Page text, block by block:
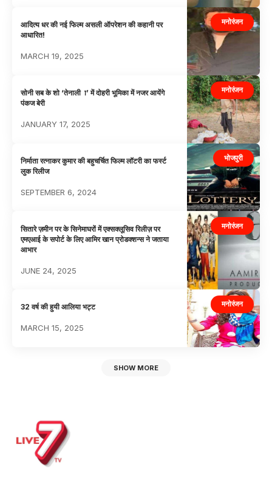
मनोरंजन
आदित्य धर की नई फिल्म असली ऑपरेशन की कहानी पर
आधारित!
MARCH 19, 2025
मनोरंजन
सोनी सब के शो ‘तेनाली ा’ में दोहरी भूमिका में नजर आयेंगे
पंकज बेरी
JANUARY 17, 2025
भोजपुरी
निर्माता रत्नाकर कुमार की बहुचर्चित फिल्म लॉटरी का फर्स्ट
लुक रिलीज
SEPTEMBER 6, 2024
मनोरंजन
सितारे ज़मीन पर के सिनेमाघरों में एक्सक्लूसिव रिलीज़ पर
एमएआई के सपोर्ट के लिए आमिर खान प्रोडक्शन्स ने जताया
आभार
JUNE 24, 2025
मनोरंजन
32 वर्ष की हुयी आलिया भट्ट
MARCH 15, 2025
SHOW MORE